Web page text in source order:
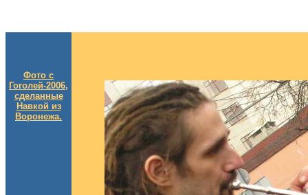
Фото с
Гоголей-2006,
сделанные
Навкой из
Воронежа.